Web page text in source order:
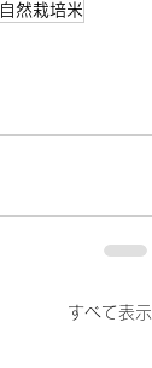
自然栽培米
すべて表示